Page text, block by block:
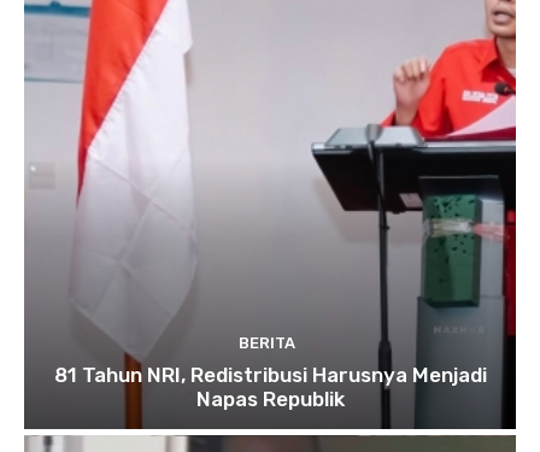
BERITA
81 Tahun NRI, Redistribusi Harusnya Menjadi
Napas Republik